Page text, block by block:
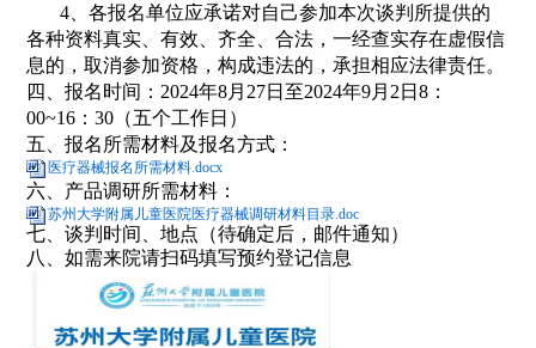
4、各报名单位应承诺对自己参加本次谈判所提供的
各种资料真实、有效、齐全、合法，一经查实存在虚假信
息的，取消参加资格，构成违法的，承担相应法律责任。
四、报名时间：2024年8月27日至2024年9月2日8：
00~16：30（五个工作日）
五、报名所需材料及报名方式：
医疗器械报名所需材料.docx
六、产品调研所需材料：
苏州大学附属儿童医院医疗器械调研材料目录.doc
七、谈判时间、地点（待确定后，邮件通知）
八、如需来院请扫码填写预约登记信息